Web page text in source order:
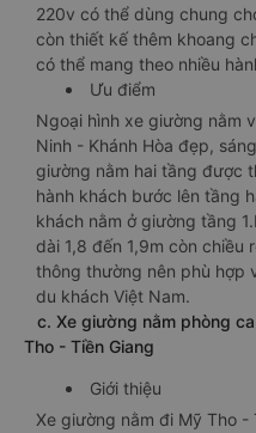
220v có thể dùng chung
còn thiết kế thêm khoang
có thể mang theo nhiều
Ưu điểm
Ngoại hình xe giường nằm
Ninh - Khánh Hòa đẹp,
giường nằm hai tầng được
hành khách bước lên tầng
khách nằm ở giường tầng
dài 1,8 đến 1,9m còn chiều
thông thường nên phù hợp
du khách Việt Nam.
c. Xe giường nằm phòng
Tho - Tiền Giang
Giới thiệu
Xe giường nằm đi Mỹ Tho -